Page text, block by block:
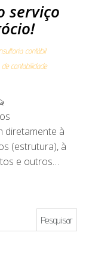
serviço
contábil
contabilidade
diretamente à
(estrutura), à
e outros…